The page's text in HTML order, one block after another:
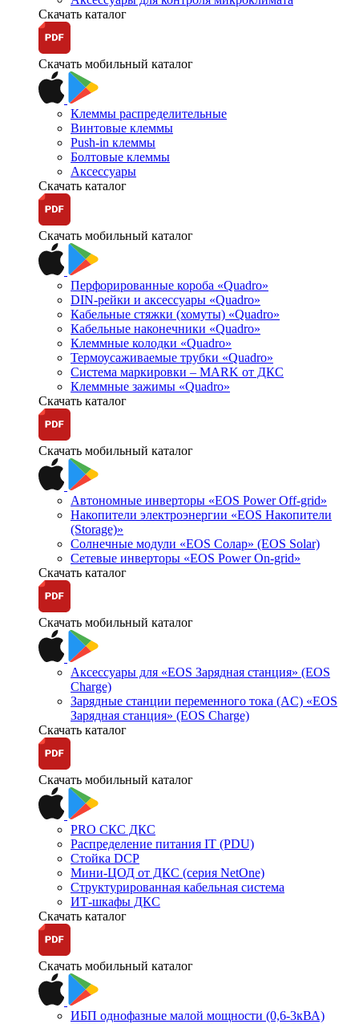
Скачать каталог
Скачать мобильный каталог
Клеммы распределительные
Винтовые клеммы
Push-in клеммы
Болтовые клеммы
Аксессуары
Скачать каталог
Скачать мобильный каталог
Перфорированные короба «Quadro»
DIN-рейки и аксессуары «Quadro»
Кабельные стяжки (хомуты) «Quadro»
Кабельные наконечники «Quadro»
Клеммные колодки «Quadro»
Термоусаживаемые трубки «Quadro»
Система маркировки – MARK от ДКС
Клеммные зажимы «Quadro»
Скачать каталог
Скачать мобильный каталог
Автономные инверторы «EOS Power Off-grid»
Накопители электроэнергии «EOS Накопители
(Storage)»
Солнечные модули «EOS Солар» (EOS Solar)
Сетевые инверторы «EOS Power On-grid»
Скачать каталог
Скачать мобильный каталог
Аксессуары для «EOS Зарядная станция» (EOS
Charge)
Зарядные станции переменного тока (AC) «EOS
Зарядная станция» (EOS Charge)
Скачать каталог
Скачать мобильный каталог
PRO СКС ДКС
Распределение питания IT (PDU)
Стойка DCP
Мини-ЦОД от ДКС (серия NetOne)
Структурированная кабельная система
ИТ-шкафы ДКС
Скачать каталог
Скачать мобильный каталог
ИБП однофазные малой мощности (0,6-3кВА)